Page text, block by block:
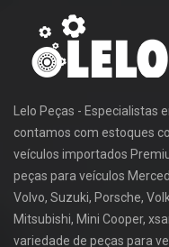
Lelo Peças -
contamos com estoques
veículos importados
peças para veículos
Volvo, Suzuki, Porsche,
Mitsubishi, Mini Cooper,
variedade de peças para